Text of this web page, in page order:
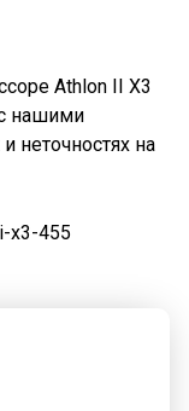
Athlon II X3
с нашими
неточностях на
x3-455